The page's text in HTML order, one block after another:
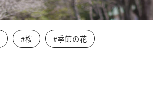
#桜 #季節の花